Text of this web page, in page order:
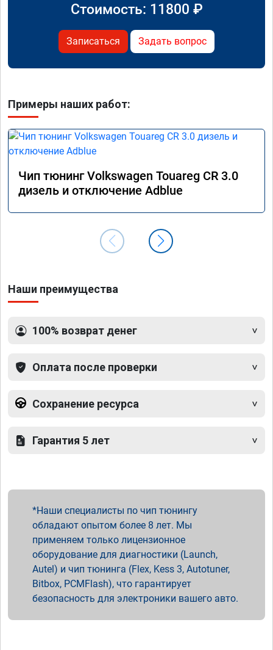
Стоимость: 11800 ₽
Записаться Задать вопрос
Примеры наших работ:
Чип тюнинг Volkswagen Touareg CR 3.0
дизель и отключение Adblue
Наши преимущества
100% возврат денег
Оплата после проверки
Сохранение ресурса
Гарантия 5 лет
Наши специалисты по чип тюнингу
обладают опытом более 8 лет. Мы
применяем только лицензионное
оборудование для диагностики (Launch,
Autel) и чип тюнинга (Flex, Kess 3, Autotuner,
Bitbox, PCMFlash), что гарантирует
безопасность для электроники вашего авто.